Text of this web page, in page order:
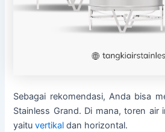
Sebagai rekomendasi, Anda bisa
Stainless Grand. Di mana, toren air
yaituvertikal dan horizontal.